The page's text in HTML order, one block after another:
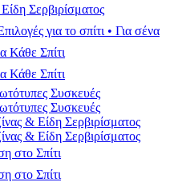
Σερβιρίσματος
για το σπίτι • Για σένα
Κάθε Σπίτι
Κάθε Σπίτι
Συσκευές
Συσκευές
& Είδη Σερβιρίσματος
& Είδη Σερβιρίσματος
στο Σπίτι
στο Σπίτι